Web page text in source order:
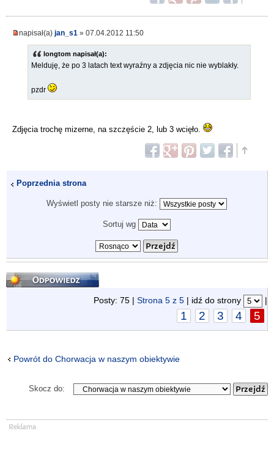
napisał(a) jan_s1 » 07.04.2012 11:50
longtom napisał(a):
Melduję, że po 3 latach text wyraźny a zdjęcia nic nie wyblakły.
pzdr
Zdjęcia trochę mizerne, na szczęście 2, lub 3 wcięło.
Poprzednia strona
Wyświetl posty nie starsze niż:
Sortuj wg
Odpowiedz
Posty: 75 | Strona 5 z 5 | idź do strony |
1 2 3 4 5
Powrót do Chorwacja w naszym obiektywie
Skocz do: